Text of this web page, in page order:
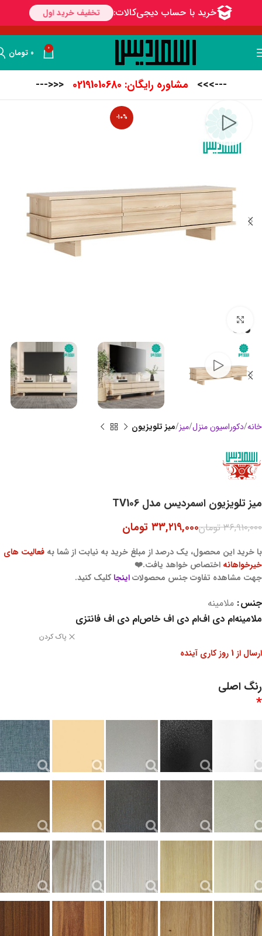
0 ۰ تومان
--->>> مشاوره رایگان: 02191010680 <<<---
-10%
خانه دکوراسیون منزل میز میز تلویزیون
میز تلویزیون اسمردیس مدل TV106
۳۶,۹۱۰,۰۰۰تومان۳۳,۲۱۹,۰۰۰ تومان
با خرید این محصول، یک درصد از مبلغ خرید به نیابت از شما به فعالیت های
خیرخواهانه اختصاص خواهد یافت.❤️
جهت مشاهده تفاوت جنس محصولاتاینجا کلیک کنید.
جنس ملامینه
ملامینهام دی افام دی اف خاصام دی اف فانتزی
پاک کردن
ارسال از 1 روز کاری آینده
رنگ اصلی
*